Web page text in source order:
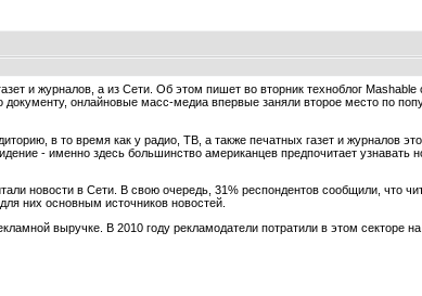
и журналов, а из Сети. Об этом пишет во вторник техноблог Mashable
онлайновые масс-медиа впервые заняли второе место по
в то время как у радио, ТВ, а также печатных газет и журналов
- именно здесь большинство американцев предпочитает узнавать
новости в Сети. В свою очередь, 31% респондентов сообщили, что
них основным источников новостей.
выручке. В 2010 году рекламодатели потратили в этом секторе